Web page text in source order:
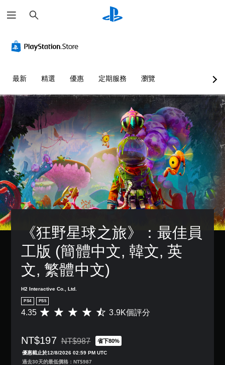
尋
最新 精選 優惠 定期服務 瀏覽
《狂野星球之旅》：最佳員
工版 (簡體中文, 韓文, 英
文, 繁體中文)
H2 Interactive Co., Ltd.
PS4 PS5
平
分
為
4
4.35 3.9K個評分
NT$197 折扣前原價為NT$987
NT$987 省下80%
優惠截止於12/8/2026 02:59 PM UTC
過去30天的最低價格：NT$987